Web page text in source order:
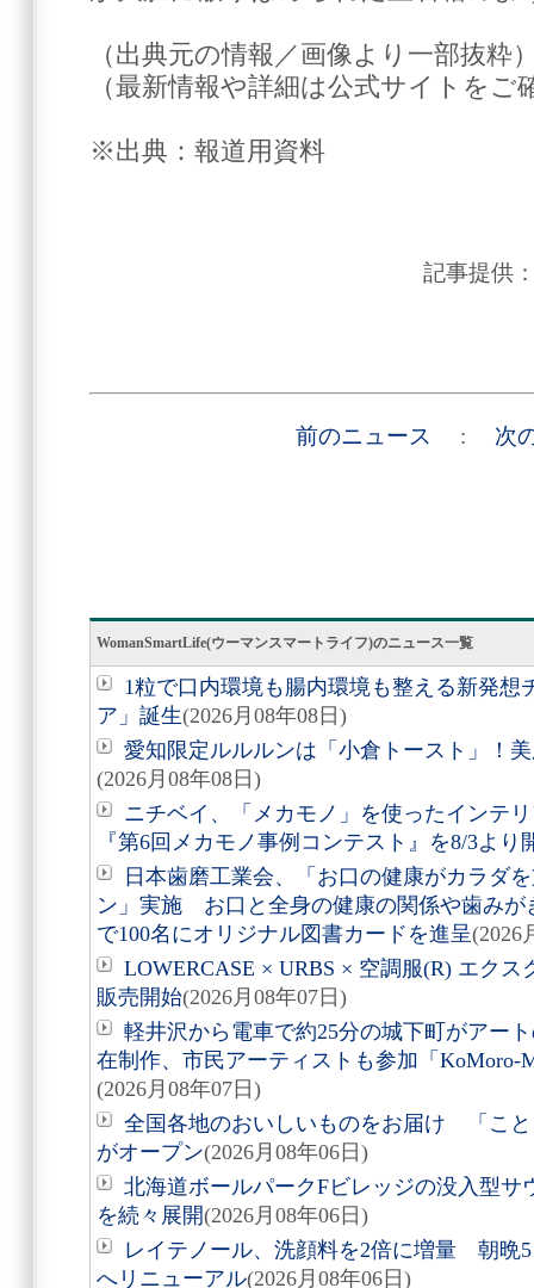
（出典元の情報／画像より一部抜粋
（最新情報や詳細は公式サイトをご
※出典：報道用資料
記事提供
前のニュース : 次
WomanSmartLife(ウーマンスマートライフ)のニュース一覧
1粒で口内環境も腸内環境も整える新発想
ア」誕生(2026月08年08日)
愛知限定ルルルンは「小倉トースト」！
(2026月08年08日)
ニチベイ、「メカモノ」を使ったインテ
『第6回メカモノ事例コンテスト』を8/3より
日本歯磨工業会、「お口の健康がカラダ
ン」実施 お口と全身の健康の関係や歯みが
で100名にオリジナル図書カードを進呈(2026
LOWERCASE × URBS × 空調服(R) エク
販売開始(2026月08年07日)
軽井沢から電車で約25分の城下町がアー
在制作、市民アーティストも参加「KoMoro-
(2026月08年07日)
全国各地のおいしいものをお届け 「こ
がオープン(2026月08年06日)
北海道ボールパークFビレッジの没入型サ
を続々展開(2026月08年06日)
レイテノール、洗顔料を2倍に増量 朝晩
へリニューアル(2026月08年06日)